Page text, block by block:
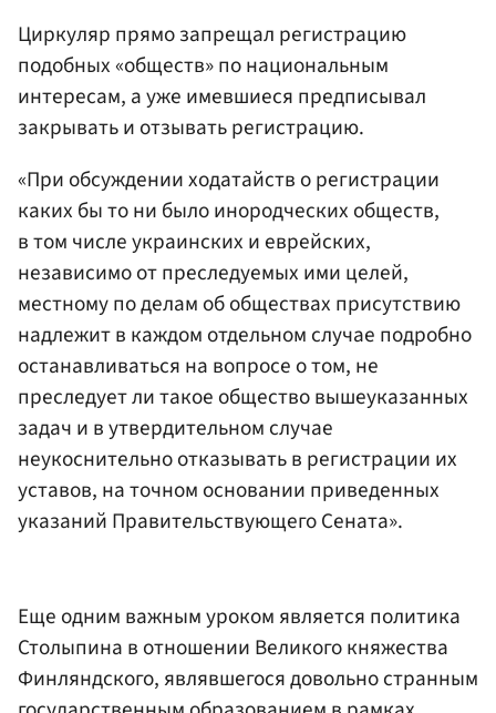
Циркуляр прямо запрещал регистрацию
подобных «обществ» по национальным
интересам, а уже имевшиеся предписывал
закрывать и отзывать регистрацию.
«При обсуждении ходатайств о регистрации
каких бы то ни было инородческих обществ,
в том числе украинских и еврейских,
независимо от преследуемых ими целей,
местному по делам об обществах присутствию
надлежит в каждом отдельном случае подробно
останавливаться на вопросе о том, не
преследует ли такое общество вышеуказанных
задач и в утвердительном случае
неукоснительно отказывать в регистрации их
уставов, на точном основании приведенных
указаний Правительствующего Сената».
Еще одним важным уроком является политика
Столыпина в отношении Великого княжества
Финляндского, являвшегося довольно странным